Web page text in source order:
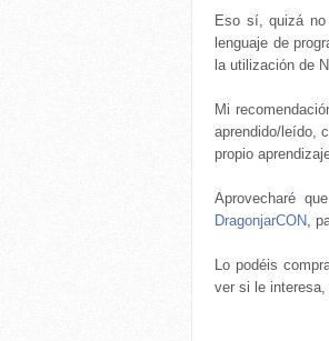
Eso sí, quizá
lenguaje de
la utilización de
Mi
aprendido/leído,
propio
Aprovecharé
DragonjarCON,
Lo podéis
ver si le interesa,